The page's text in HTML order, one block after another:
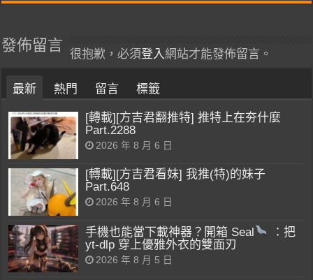
發佈留言
很抱歉，必須登入網站才能發佈留言。
最新 熱門 留言 標籤
[轉載][方吉君翻推特] 推特上在夯什麼
Part.2288
2026 年 8 月 6 日
[轉載][方吉君看妹] 我推(特)的妹子
Part.648
2026 年 8 月 6 日
手機也能當下載神器？開箱 Seal
：把
yt-dlp 穿上優雅外衣的雙面刃
2026 年 8 月 5 日